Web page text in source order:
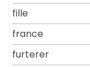
fille
france
furterer